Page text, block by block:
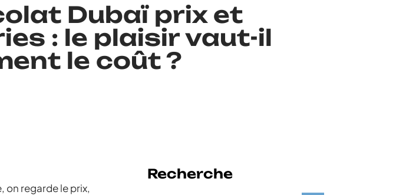
Dubaï prix et
: le plaisir vaut-il
le coût ?
on regarde le prix,
Recherche